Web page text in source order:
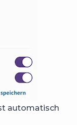
automatisch